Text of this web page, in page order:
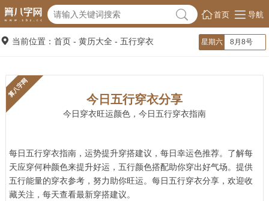
导航
首页
当前位置：首页 - 黄历大全 - 五行穿衣 星期六 8月8号
算八字网
今日五行穿衣分享
今日穿衣旺运颜色，今日五行穿衣指南
每日五行穿衣指南，运势提升穿搭建议，每日幸运色推荐。了解每
天应穿何种颜色来提升好运，五行颜色搭配助你穿出好气场。提供
五行能量的穿衣参考，努力助你旺运。每日五行穿衣分享，欢迎收
藏关注，每天查看最新穿搭建议。